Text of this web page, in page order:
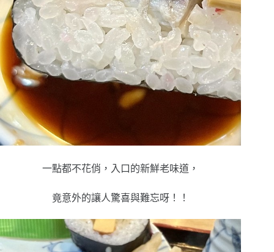
一點都不花俏，入口的新鮮老味道，
竟意外的讓人驚喜與難忘呀！！